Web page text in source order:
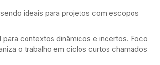
ideais para projetos com escopos
contextos dinâmicos e incertos. Foco
o trabalho em ciclos curtos chamados